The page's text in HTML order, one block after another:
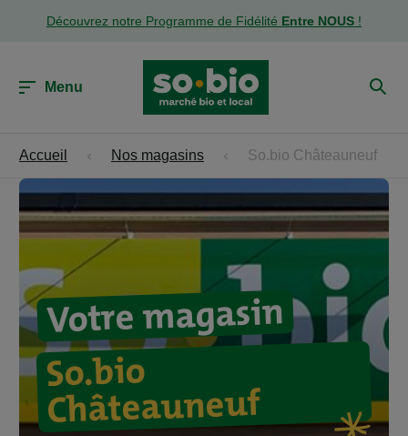
Découvrez notre Programme de Fidélité Entre NOUS !
Menu
Accueil Nos magasins So.bio Châteauneuf
Votre magasin
So.bio
Châteauneuf